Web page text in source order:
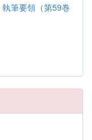
執筆要領（第59巻